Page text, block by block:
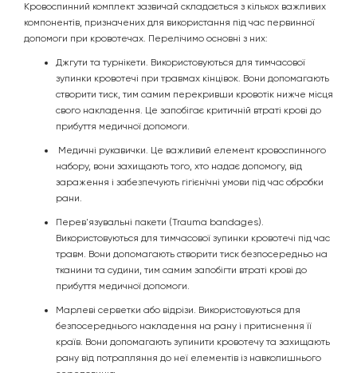
Кровоспинний комплект зазвичай складається з кількох важливих
компонентів, призначених для використання під час первинної
допомоги при кровотечах. Перелічимо основні з них:
Джгути та турнікети. Використовуються для тимчасової
зупинки кровотечі при травмах кінцівок. Вони допомагають
створити тиск, тим самим перекривши кровотік нижче місця
свого накладення. Це запобігає критичній втраті крові до
прибуття медичної допомоги.
Медичні рукавички. Це важливий елемент кровоспинного
набору, вони захищають того, хто надає допомогу, від
зараження і забезпечують гігієнічні умови під час обробки
рани.
Перев'язувальні пакети (Trauma bandages).
Використовуються для тимчасової зупинки кровотечі під час
травм. Вони допомагають створити тиск безпосередньо на
тканини та судини, тим самим запобігти втраті крові до
прибуття медичної допомоги.
Марлеві серветки або відрізи. Використовуються для
безпосереднього накладення на рану і притиснення її
країв. Вони допомагають зупинити кровотечу та захищають
рану від потрапляння до неї елементів із навколишнього